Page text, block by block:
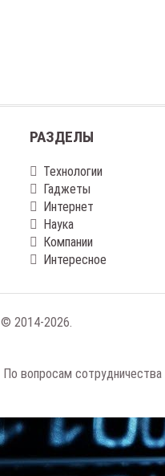
РАЗДЕЛЫ
Технологии
Гаджеты
Интернет
Наука
Компании
Интересное
© 2014-2026.
По вопросам